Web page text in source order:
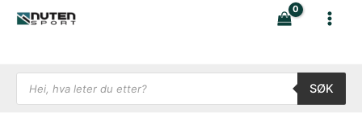
rett
Products search
SØK